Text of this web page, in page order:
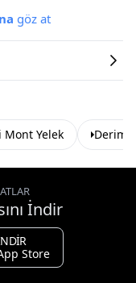
göz at
Mont Yelek
İndir
Store